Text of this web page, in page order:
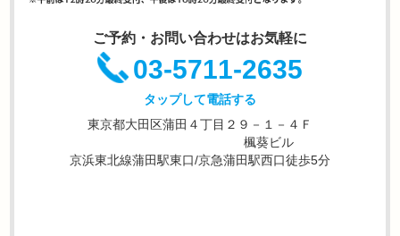
ご予約・お問い合わせはお気軽に
03-5711-2635
タップして電話する
東京都大田区蒲田４丁目２９－１－４Ｆ
楓葵ビル
京浜東北線蒲田駅東口/京急蒲田駅西口徒歩5分